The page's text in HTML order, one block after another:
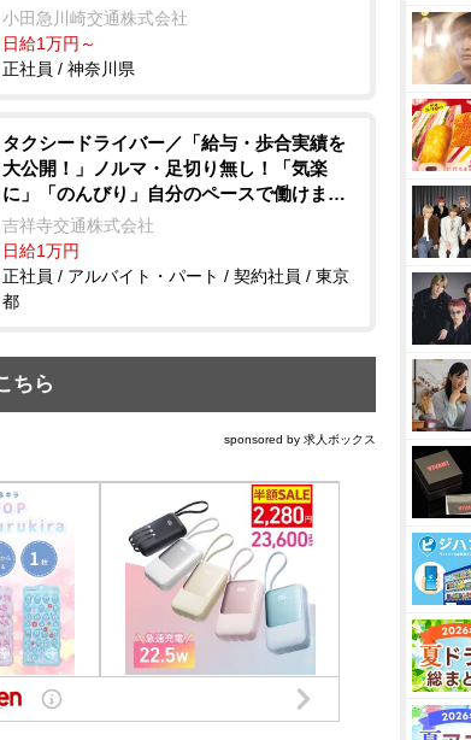
ある小田急グループのタクシー会社！
小田急川崎交通株式会社
日給1万円～
正社員 / 神奈川県
タクシードライバー／「給与・歩合実績を
大公開！」ノルマ・足切り無し！「気楽
に」「のんびり」自分のペースで働けます
毎月4連休のシフト！(明番込)なのでプライ
ベートも充実できます♪
吉祥寺交通株式会社
日給1万円
正社員 / アルバイト・パート / 契約社員 / 東京
都
ちら
sponsored by 求人ボックス